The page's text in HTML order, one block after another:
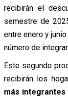
recibirán el
semestre de
entre enero y
número de
Este segundo
recibirán los
más